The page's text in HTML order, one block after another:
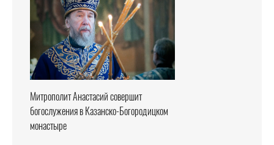
Митрополит Анастасий совершит
богослужения в Казанско-Богородицком
монастыре